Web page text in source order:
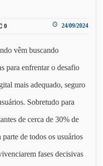
0 24/09/2024
vêm buscando
para enfrentar o desafio
mais adequado, seguro
Sobretudo para
de cerca de 30% de
de todos os usuários
fases decisivas